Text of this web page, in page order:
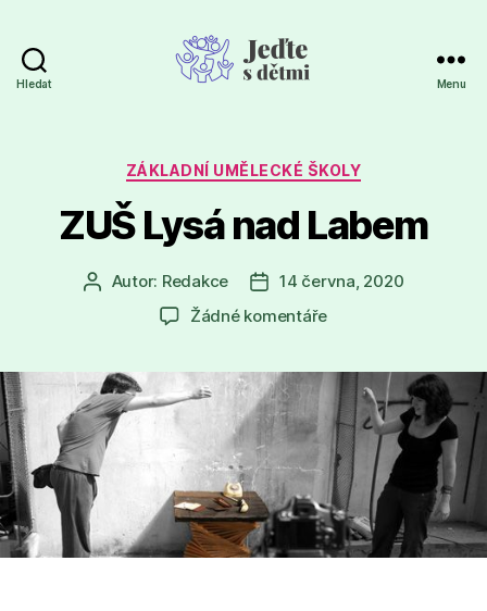
Hledat Menu
Rubriky
ZÁKLADNÍ UMĚLECKÉ ŠKOLY
ZUŠ Lysá nad Labem
Autor
příspěvku
Autor: Redakce
Datum
příspěvku
14 června, 2020
Žádné komentářeu
názvem
ZUŠ
Lysá
nad
Labem